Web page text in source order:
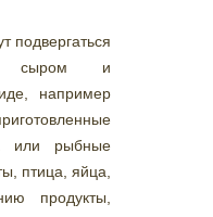
подвергаться
в сыром и
например
или рыбные
птица, яйца,
продукты,